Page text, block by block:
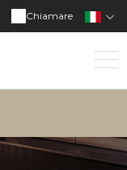
Chiamare